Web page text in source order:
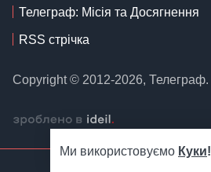
Ми використовуємо Куки!
Телеграф: Місія та Досягнення
RSS стрічка
Copyright © 2012-2026, Телеграф.